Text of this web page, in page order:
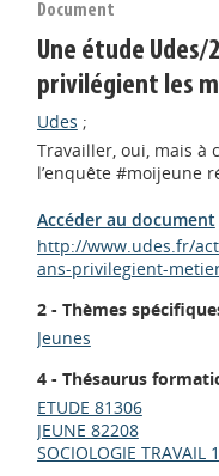
Document
Une étude Udes/
privilégient les
Udes ;
Travailler, oui, mais à
l’enquête #moijeune
Accéder au document
http://www.udes.fr/
ans-privilegient-
2 - Thèmes
Jeunes
4 - Thésaurus
ETUDE 81306
JEUNE 82208
SOCIOLOGIE TRAVAIL